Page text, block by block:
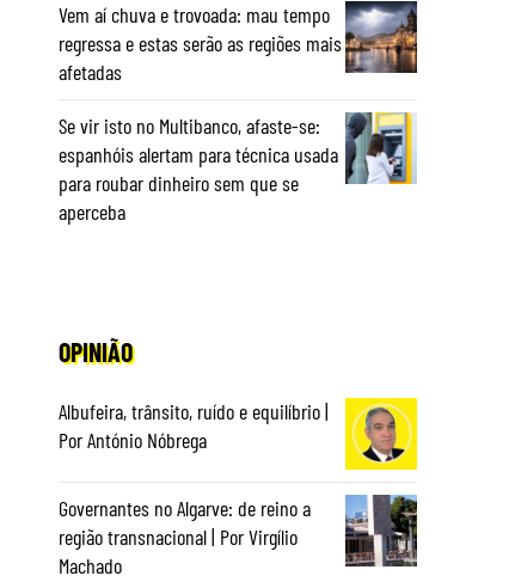
Vem aí chuva e trovoada: mau tempo
regressa e estas serão as regiões mais
afetadas
Se vir isto no Multibanco, afaste-se:
espanhóis alertam para técnica usada
para roubar dinheiro sem que se
aperceba
OPINIÃO
Albufeira, trânsito, ruído e equilíbrio |
Por António Nóbrega
Governantes no Algarve: de reino a
região transnacional | Por Virgílio
Machado